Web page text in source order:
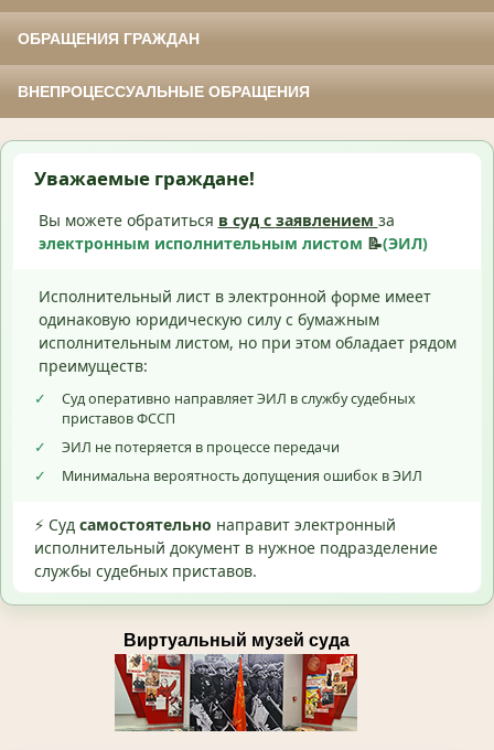
ОБРАЩЕНИЯ ГРАЖДАН
ВНЕПРОЦЕССУАЛЬНЫЕ ОБРАЩЕНИЯ
Уважаемые граждане!
Вы можете обратиться в суд с заявлением за
электронным исполнительным листом 📝(ЭИЛ)
Исполнительный лист в электронной форме имеет
одинаковую юридическую силу с бумажным
исполнительным листом, но при этом обладает рядом
преимуществ:
✓
Суд оперативно направляет ЭИЛ в службу судебных
приставов ФССП
✓
ЭИЛ не потеряется в процессе передачи
✓
Минимальна вероятность допущения ошибок в ЭИЛ
⚡ Суд самостоятельно направит электронный
исполнительный документ в нужное подразделение
службы судебных приставов.
Виртуальный музей суда